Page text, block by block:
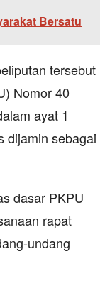
Bersatu
tersebut
Nomor 40
ayat 1
dijamin sebagai
dasar PKPU
rapat
undang